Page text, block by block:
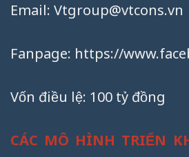
Email: Vtgroup@vtcons.vn
Fanpage: https://
Vốn điều lệ: 100 tỷ đồng
CÁC MÔ HÌNH TRIỂN